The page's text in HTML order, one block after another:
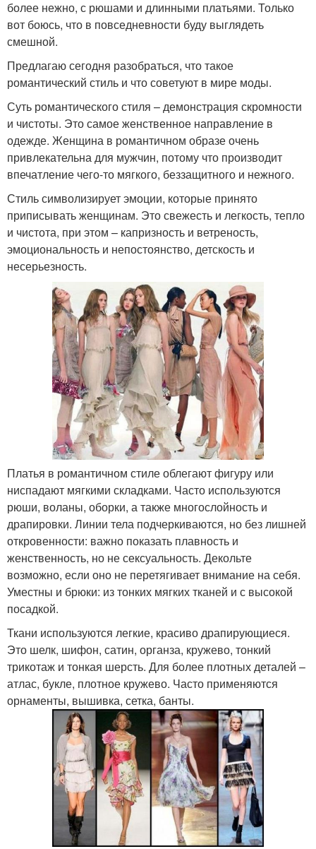
более нежно, с рюшами и длинными платьями. Только
вот боюсь, что в повседневности буду выглядеть
смешной.
Предлагаю сегодня разобраться, что такое
романтический стиль и что советуют в мире моды.
Суть романтического стиля – демонстрация скромности
и чистоты. Это самое женственное направление в
одежде. Женщина в романтичном образе очень
привлекательна для мужчин, потому что производит
впечатление чего-то мягкого, беззащитного и нежного.
Стиль символизирует эмоции, которые принято
приписывать женщинам. Это свежесть и легкость, тепло
и чистота, при этом – капризность и ветреность,
эмоциональность и непостоянство, детскость и
несерьезность.
Платья в романтичном стиле облегают фигуру или
ниспадают мягкими складками. Часто используются
рюши, воланы, оборки, а также многослойность и
драпировки. Линии тела подчеркиваются, но без лишней
откровенности: важно показать плавность и
женственность, но не сексуальность. Декольте
возможно, если оно не перетягивает внимание на себя.
Уместны и брюки: из тонких мягких тканей и с высокой
посадкой.
Ткани используются легкие, красиво драпирующиеся.
Это шелк, шифон, сатин, органза, кружево, тонкий
трикотаж и тонкая шерсть. Для более плотных деталей –
атлас, букле, плотное кружево. Часто применяются
орнаменты, вышивка, сетка, банты.